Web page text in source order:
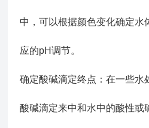
中，可以根据颜色变化确定水
应的pH调节。
确定酸碱滴定终点：在一些水
酸碱滴定来中和水中的酸性或